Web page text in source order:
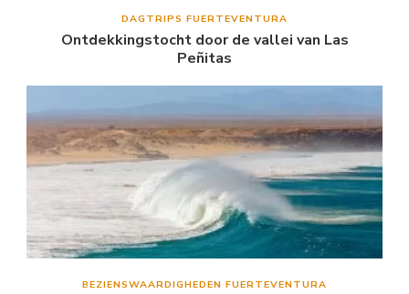
DAGTRIPS FUERTEVENTURA
Ontdekkingstocht door de vallei van Las
Peñitas
BEZIENSWAARDIGHEDEN FUERTEVENTURA